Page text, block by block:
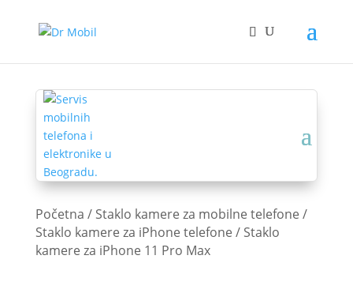
Početna / Staklo kamere za mobilne telefone /
Staklo kamere za iPhone telefone / Staklo
kamere za iPhone 11 Pro Max